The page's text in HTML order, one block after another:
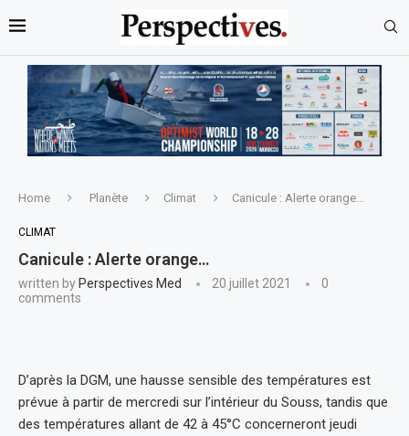
Home Planète Climat Canicule : Alerte orange…
CLIMAT
Canicule : Alerte orange…
written by Perspectives Med 20 juillet 2021
0
comments
D’après la DGM, une hausse sensible des températures est
prévue à partir de mercredi sur l’intérieur du Souss, tandis que
des températures allant de 42 à 45°C concerneront jeudi